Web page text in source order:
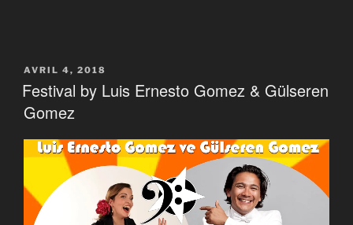
PUBLIÉ
LE
AVRIL 4, 2018
Festival by Luis Ernesto Gomez & Gülseren
Gomez